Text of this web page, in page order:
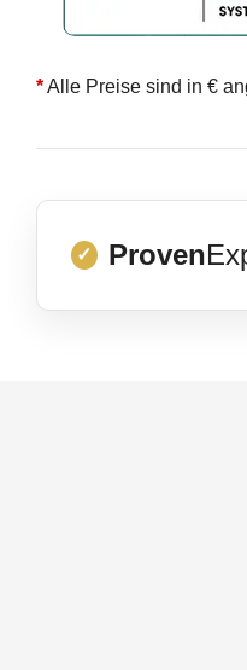
*Alle Preise sind in €
✓ Proven